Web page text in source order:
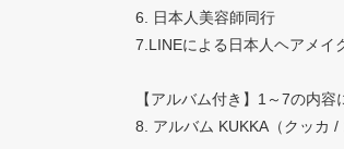
6. 日本人美容師同行
7.LINEによる日本人ヘアメイ
【アルバム付き】1～7の内容
8. アルバム KUKKA（クッカ